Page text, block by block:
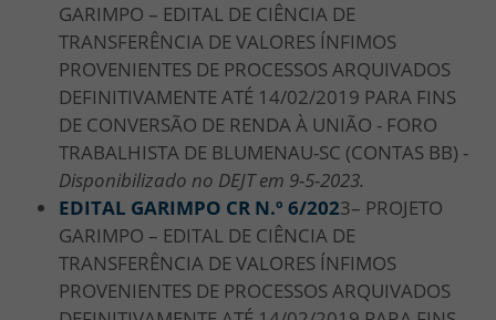
GARIMPO – EDITAL DE CIÊNCIA DE
TRANSFERÊNCIA DE VALORES ÍNFIMOS
PROVENIENTES DE PROCESSOS ARQUIVADOS
DEFINITIVAMENTE ATÉ 14/02/2019 PARA FINS
DE CONVERSÃO DE RENDA À UNIÃO - FORO
TRABALHISTA DE BLUMENAU-SC (CONTAS BB) -
Disponibilizado no DEJT em 9-5-2023.
EDITAL GARIMPO CR N.º 6/2023– PROJETO
GARIMPO – EDITAL DE CIÊNCIA DE
TRANSFERÊNCIA DE VALORES ÍNFIMOS
PROVENIENTES DE PROCESSOS ARQUIVADOS